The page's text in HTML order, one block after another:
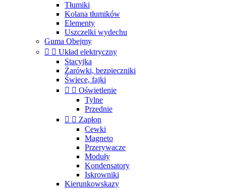
Tłumiki
Kolana tłumików
Elementy
Uszczelki wydechu
Guma Obejmy
  Układ elektryczny
Stacyjka
Żarówki, bezpieczniki
Świece, fajki
  Oświetlenie
Tylne
Przednie
  Zapłon
Cewki
Magneto
Przerywacze
Moduły
Kondensatory
Iskrowniki
Kierunkowskazy